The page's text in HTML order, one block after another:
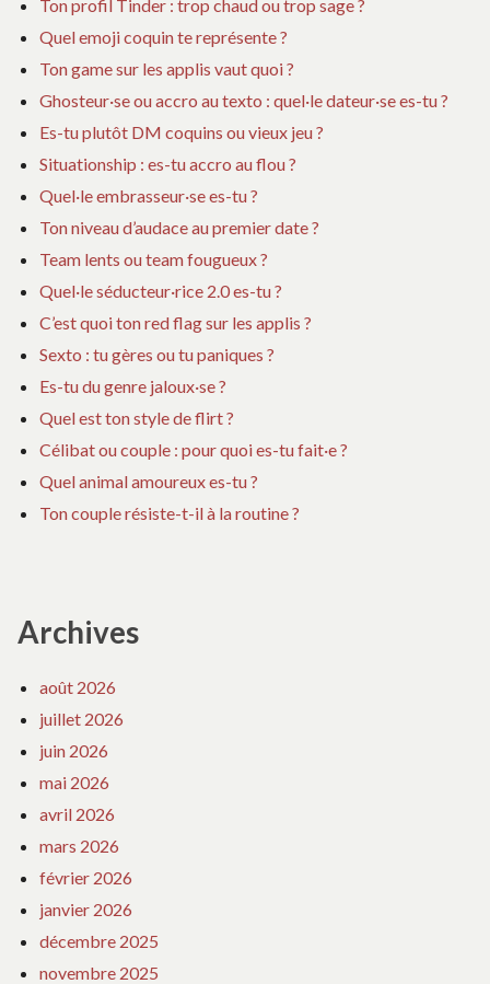
Ton profil Tinder : trop chaud ou trop sage ?
Quel emoji coquin te représente ?
Ton game sur les applis vaut quoi ?
Ghosteur·se ou accro au texto : quel·le dateur·se es-tu ?
Es-tu plutôt DM coquins ou vieux jeu ?
Situationship : es-tu accro au flou ?
Quel·le embrasseur·se es-tu ?
Ton niveau d’audace au premier date ?
Team lents ou team fougueux ?
Quel·le séducteur·rice 2.0 es-tu ?
C’est quoi ton red flag sur les applis ?
Sexto : tu gères ou tu paniques ?
Es-tu du genre jaloux·se ?
Quel est ton style de flirt ?
Célibat ou couple : pour quoi es-tu fait·e ?
Quel animal amoureux es-tu ?
Ton couple résiste-t-il à la routine ?
Archives
août 2026
juillet 2026
juin 2026
mai 2026
avril 2026
mars 2026
février 2026
janvier 2026
décembre 2025
novembre 2025